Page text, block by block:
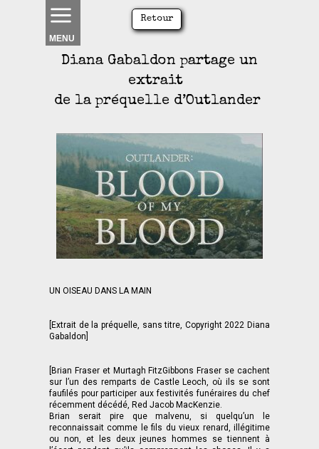
MENU
UN OISEAU DANS LA MAIN
[Extrait de la préquelle, sans titre, Copyright 2022 Diana
Gabaldon]
[Brian Fraser et Murtagh FitzGibbons Fraser se cachent
sur l’un des remparts de Castle Leoch, où ils se sont
faufilés pour participer aux festivités funéraires du chef
récemment décédé, Red Jacob MacKenzie.
Brian serait pire que malvenu, si quelqu’un le
reconnaissait comme le fils du vieux renard, illégitime
ou non, et les deux jeunes hommes se tiennent à
Diana Gabaldon partage un
extrait
de la préquelle d’Outlander
Retour